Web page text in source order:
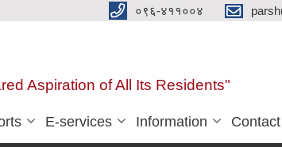
०९६-४११००४
Aspiration of All Its Residents"
E-services Information Contact